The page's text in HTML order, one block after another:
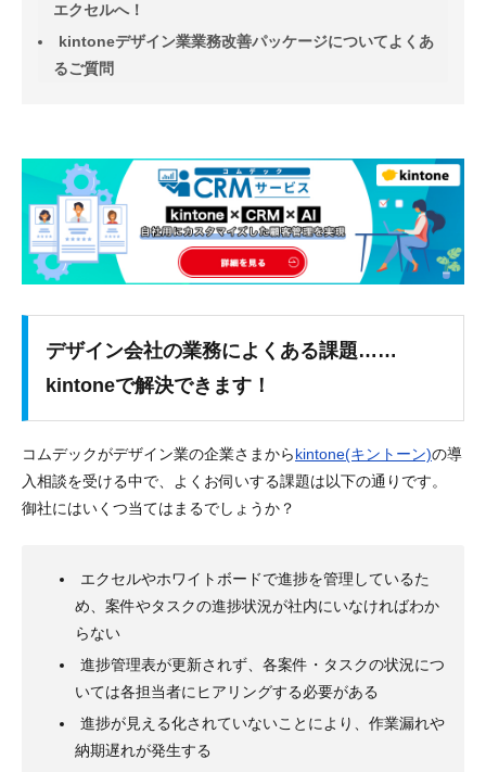
エクセルへ！
kintoneデザイン業業務改善パッケージについてよくあ
るご質問
デザイン会社の業務によくある課題……
kintoneで解決できます！
コムデックがデザイン業の企業さまからkintone(キントーン)の導
入相談を受ける中で、よくお伺いする課題は以下の通りです。
御社にはいくつ当てはまるでしょうか？
エクセルやホワイトボードで進捗を管理しているた
め、案件やタスクの進捗状況が社内にいなければわか
らない
進捗管理表が更新されず、各案件・タスクの状況につ
いては各担当者にヒアリングする必要がある
進捗が見える化されていないことにより、作業漏れや
納期遅れが発生する